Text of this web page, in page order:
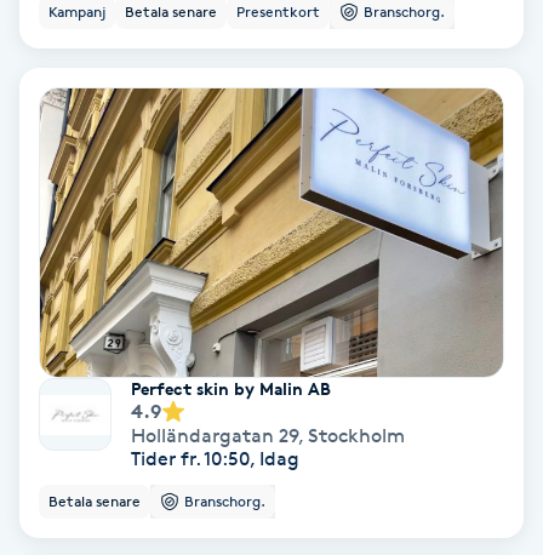
Singelfransar
Sjukgymnastik
Skalpmassage
Skinbooster
Sklerosering
Skoinlägg
Kampanj Betala senare Presentkort Branschorg.
Perfect skin by Malin AB
4.9
Holländargatan 29, Stockholm
Tider fr. 10:50, Idag
Betala senare Branschorg.